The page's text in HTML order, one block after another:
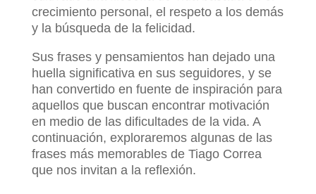
crecimiento personal, el respeto a los demás
y la búsqueda de la felicidad.
Sus frases y pensamientos han dejado una
huella significativa en sus seguidores, y se
han convertido en fuente de inspiración para
aquellos que buscan encontrar motivación
en medio de las dificultades de la vida. A
continuación, exploraremos algunas de las
frases más memorables de Tiago Correa
que nos invitan a la reflexión.